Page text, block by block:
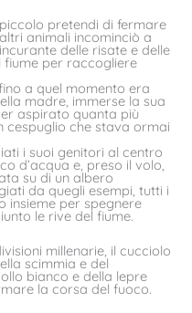
pretendi di fermare
animali incominciò a
delle risate e delle
fiume per raccogliere
a quel momento era
madre, immerse la sua
aspirato quanta più
cespuglio che stava ormai
i suoi genitori al centro
d’acqua e, preso il volo,
su di un albero
da quegli esempi, tutti i
insieme per spegnere
le rive del fiume.
millenarie, il cucciolo
scimmia e del
bianco e della lepre
la corsa del fuoco.